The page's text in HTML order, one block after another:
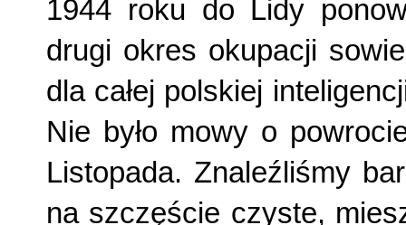
1944 roku do Lidy
drugi okres okupacji
dla całej polskiej
Nie było mowy o
Listopada. Znaleźliśmy
na szczęście czyste,